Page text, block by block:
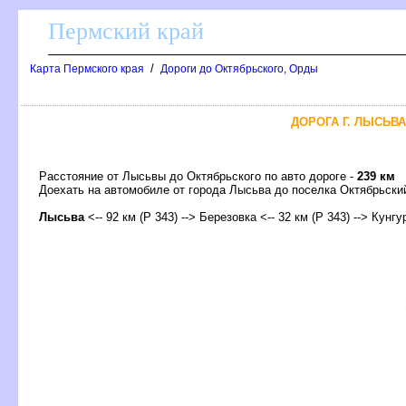
Пермский край
Карта Пермского края / Дороги до Октябрьского, Орды
ДОРОГА Г.
Расстояние от Лысьвы до Октябрьского по авто дороге - 239 км
Доехать на автомобиле от города Лысьва до поселка
Лысьва <-- 92 км (Р 343) --> Березовка <-- 32 км (Р 343) -->